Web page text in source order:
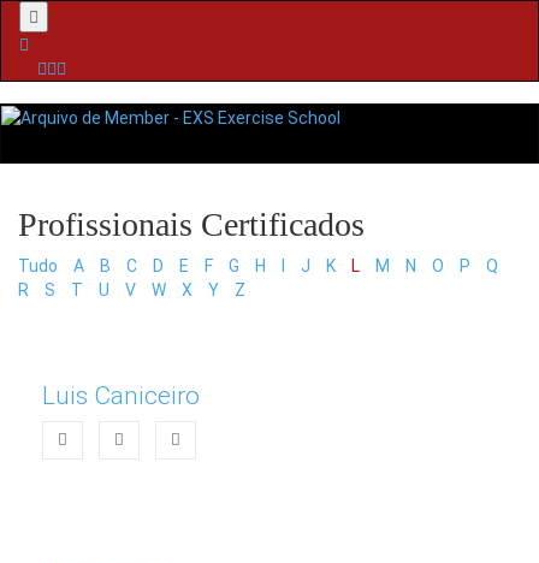
Menu
Tudo A B C D E F G H J K L M N O P
Q
R
S T U V W X Y Z
Luis Caniceiro